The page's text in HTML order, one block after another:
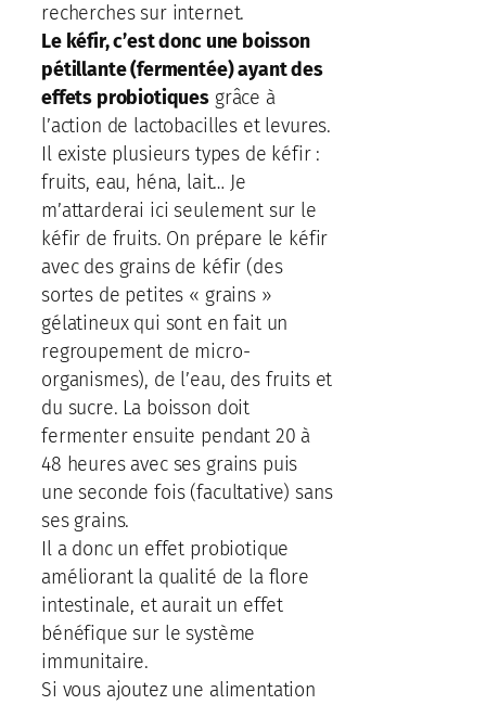
recherches sur internet.
Le kéfir, c’est donc une boisson
pétillante (fermentée) ayant des
effets probiotiques grâce à
l’action de lactobacilles et levures.
Il existe plusieurs types de kéfir :
fruits, eau, héna, lait… Je
m’attarderai ici seulement sur le
kéfir de fruits. On prépare le kéfir
avec des grains de kéfir (des
sortes de petites « grains »
gélatineux qui sont en fait un
regroupement de micro-
organismes), de l’eau, des fruits et
du sucre. La boisson doit
fermenter ensuite pendant 20 à
48 heures avec ses grains puis
une seconde fois (facultative) sans
ses grains.
Il a donc un effet probiotique
améliorant la qualité de la flore
intestinale, et aurait un effet
bénéfique sur le système
immunitaire.
Si vous ajoutez une alimentation